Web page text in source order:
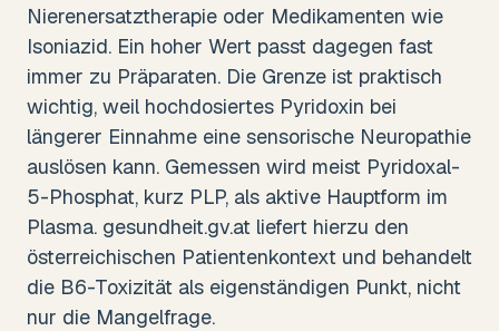
Nierenersatztherapie oder Medikamenten wie
Isoniazid. Ein hoher Wert passt dagegen fast
immer zu Präparaten. Die Grenze ist praktisch
wichtig, weil hochdosiertes Pyridoxin bei
längerer Einnahme eine sensorische Neuropathie
auslösen kann. Gemessen wird meist Pyridoxal-
5-Phosphat, kurz PLP, als aktive Hauptform im
Plasma. gesundheit.gv.at liefert hierzu den
österreichischen Patientenkontext und behandelt
die B6-Toxizität als eigenständigen Punkt, nicht
nur die Mangelfrage.